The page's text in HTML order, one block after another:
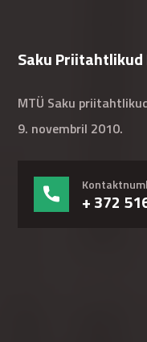
Saku
MTÜ Saku
9. novembril 2010.
+ 372